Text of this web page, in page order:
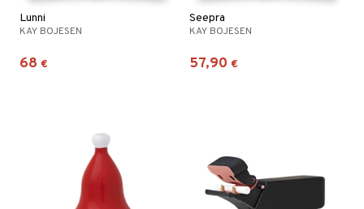
Lunni
KAY BOJESEN
68 €
Seepra
KAY BOJESEN
57,90 €